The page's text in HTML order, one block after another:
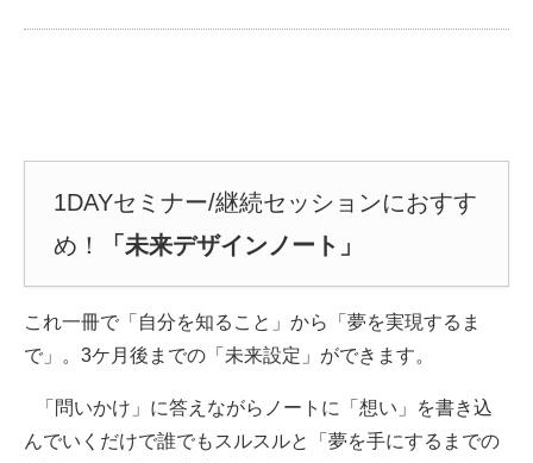
1DAYセミナー/継続セッションにおすす
め！
「未来デザインノート」
こ れ一冊で「自分を知ること」から「夢を実現するま
で」。3ケ月後までの「未来設定」ができます。
「問いかけ」に答えながらノートに「想い」を書き込
んでいくだけで誰でもスルスルと「夢を手にするまでの